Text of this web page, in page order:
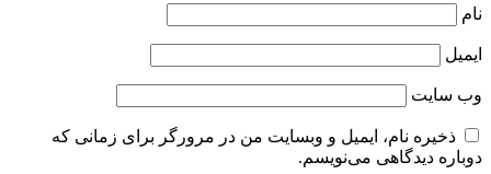
نام
ایمیل
وب‌ سایت
ذخیره نام، ایمیل و وبسایت من در مرورگر برای زمانی که
دوباره دیدگاهی می‌نویسم.